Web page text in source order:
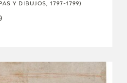
Y DIBUJOS, 1797-1799)